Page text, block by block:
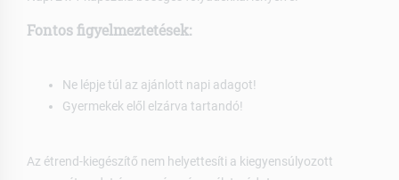
Fontos figyelmeztetések:
Ne lépje túl az ajánlott napi adagot!
Gyermekek elől elzárva tartandó!
Az étrend-kiegészítő nem helyettesíti a kiegyensúlyozott